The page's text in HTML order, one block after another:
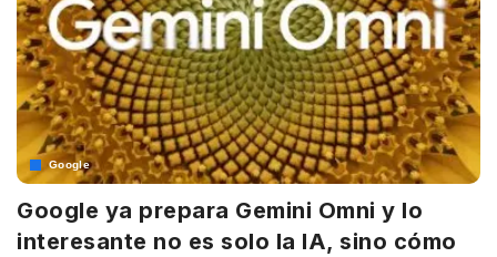
Google
Google ya prepara Gemini Omni y lo
interesante no es solo la IA, sino cómo